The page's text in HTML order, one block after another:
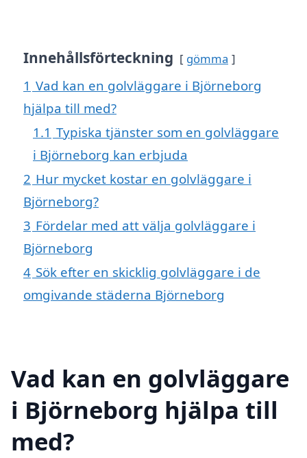
Innehållsförteckning gömma
1 Vad kan en golvläggare i Björneborg
hjälpa till med?
1.1 Typiska tjänster som en golvläggare
i Björneborg kan erbjuda
2 Hur mycket kostar en golvläggare i
Björneborg?
3 Fördelar med att välja golvläggare i
Björneborg
4 Sök efter en skicklig golvläggare i de
omgivande städerna Björneborg
Vad kan en golvläggare
i Björneborg hjälpa till
med?